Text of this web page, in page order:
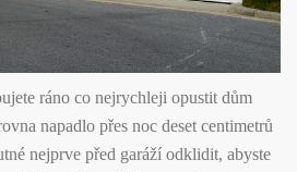
ráno co nejrychleji opustit dům
napadlo přes noc deset centimetrů
nejprve před garáží odklidit, abyste